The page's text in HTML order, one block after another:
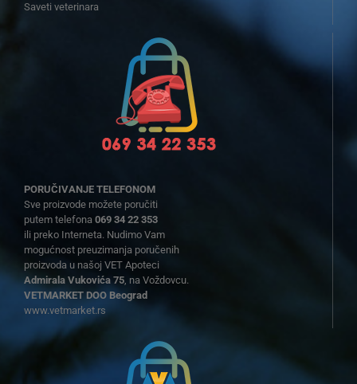
Saveti veterinara
PORUČIVANJE TELEFONOM
Sve proizvode možete poručiti
putem telefona 069 34 22 353
ili preko Interneta. Nudimo Vam
mogućnost preuzimanja poručenih
proizvoda u našoj VET Apoteci
Admirala Vukovića 75, na Voždovcu.
VETMARKET DOO Beograd
www.vetmarket.rs